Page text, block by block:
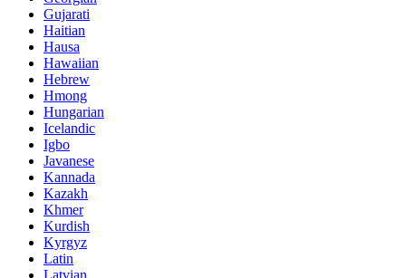
Gujarati
Haitian
Hausa
Hawaiian
Hebrew
Hmong
Hungarian
Icelandic
Igbo
Javanese
Kannada
Kazakh
Khmer
Kurdish
Kyrgyz
Latin
Latvian